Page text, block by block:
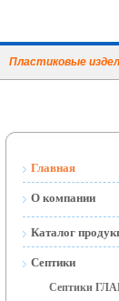
Пластиковые
Главная
О компании
Сертификаты
Каталог
Септики
Септики